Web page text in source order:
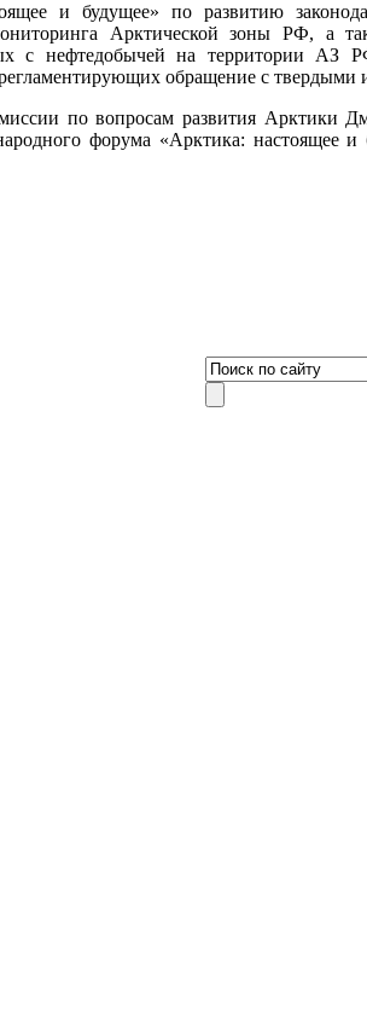
и будущее» по развитию
Арктической зоны РФ, а
с нефтедобычей на территории
обращение с твердыми
по вопросам развития Арктики
форума «Арктика: настоящее